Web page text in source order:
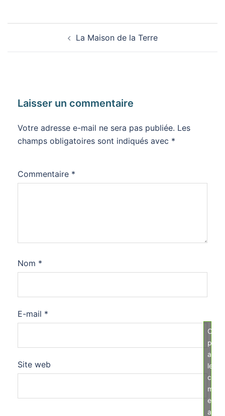
La Maison de la Terre
Laisser un commentaire
Votre adresse e-mail ne sera pas publiée. Les
champs obligatoires sont indiqués avec *
Commentaire *
Nom *
E-mail *
Site web
pour
les
et